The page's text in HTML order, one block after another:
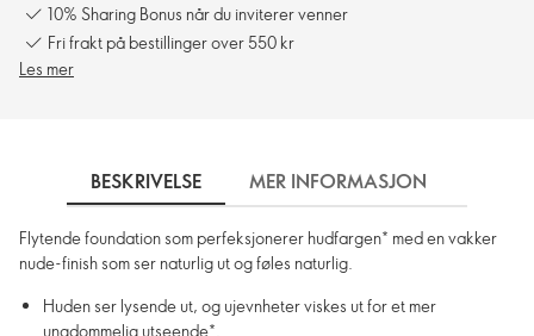
10% Sharing Bonus når du inviterer venner
Fri frakt på bestillinger over 550 kr
Les mer
BESKRIVELSE MER INFORMASJON
Flytende foundation som perfeksjonerer hudfargen* med en vakker
nude-finish som ser naturlig ut og føles naturlig.
Huden ser lysende ut, og ujevnheter viskes ut for et mer
ungdommelig utseende*.